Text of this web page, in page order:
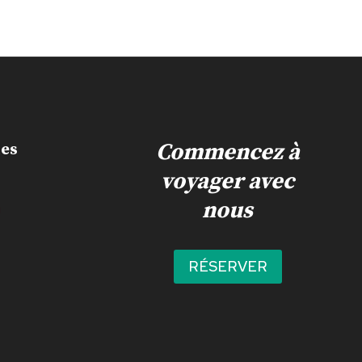
Commencez à
voyager avec
nous
RÉSERVER